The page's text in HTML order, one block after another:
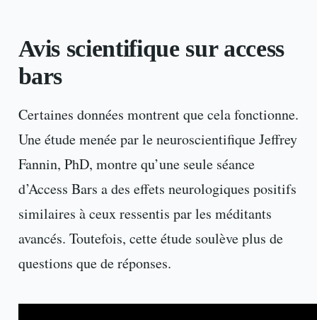
Avis scientifique sur access
bars
Certaines données montrent que cela fonctionne.
Une étude menée par le neuroscientifique Jeffrey
Fannin, PhD, montre qu’une seule séance
d’Access Bars a des effets neurologiques positifs
similaires à ceux ressentis par les méditants
avancés. Toutefois, cette étude soulève plus de
questions que de réponses.